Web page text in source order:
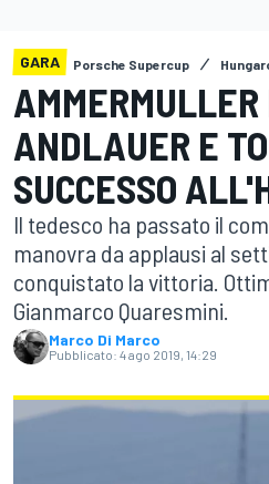
GARA Porsche Supercup
AMMERMULLER
ANDLAUER E
SUCCESSO
Il tedesco ha passato il
manovra da applausi al
conquistato la vittoria.
Gianmarco Quaresmini.
Marco Di Marco
Pubblicato: 4 ago 2019, 14:29